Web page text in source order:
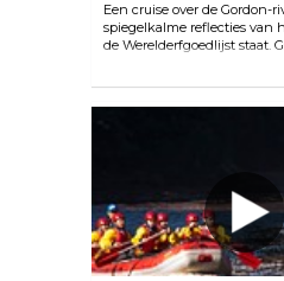
Een cruise over de Gordon-
spiegelkalme reflecties van
de Werelderfgoedlijst staat.
World Heritage Cruises
eeuwenoude waterweg en